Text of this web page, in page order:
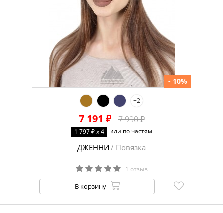
+2
7 191 ₽ 7 990 ₽
- 10%
1 797 ₽ x 4 или по частям
ДЖЕННИ / Повязка
1 отзыв
В корзину